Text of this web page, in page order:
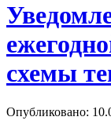
схемы
Опубликовано: